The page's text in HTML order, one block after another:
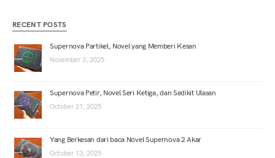
RECENT POSTS
Supernova Partikel, Novel yang Memberi Kesan
November 3, 2025
Supernova Petir, Novel Seri Ketiga, dan Sedikit Ulasan
October 21, 2025
Yang Berkesan dari baca Novel Supernova 2 Akar
October 13, 2025